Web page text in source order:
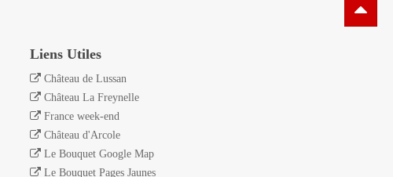
Liens Utiles
Château de Lussan
Château La Freynelle
France week-end
Château d'Arcole
Le Bouquet Google Map
Le Bouquet Pages Jaunes